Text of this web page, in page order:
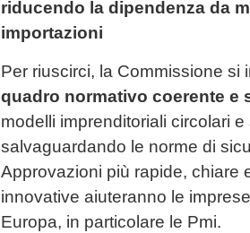
riducendo la dipendenza da
importazioni
Per riuscirci, la Commissione si
quadro normativo coerente e
modelli imprenditoriali circolari
salvaguardando le norme di
Approvazioni più rapide, chiare
innovative aiuteranno le
Europa, in particolare le Pmi.